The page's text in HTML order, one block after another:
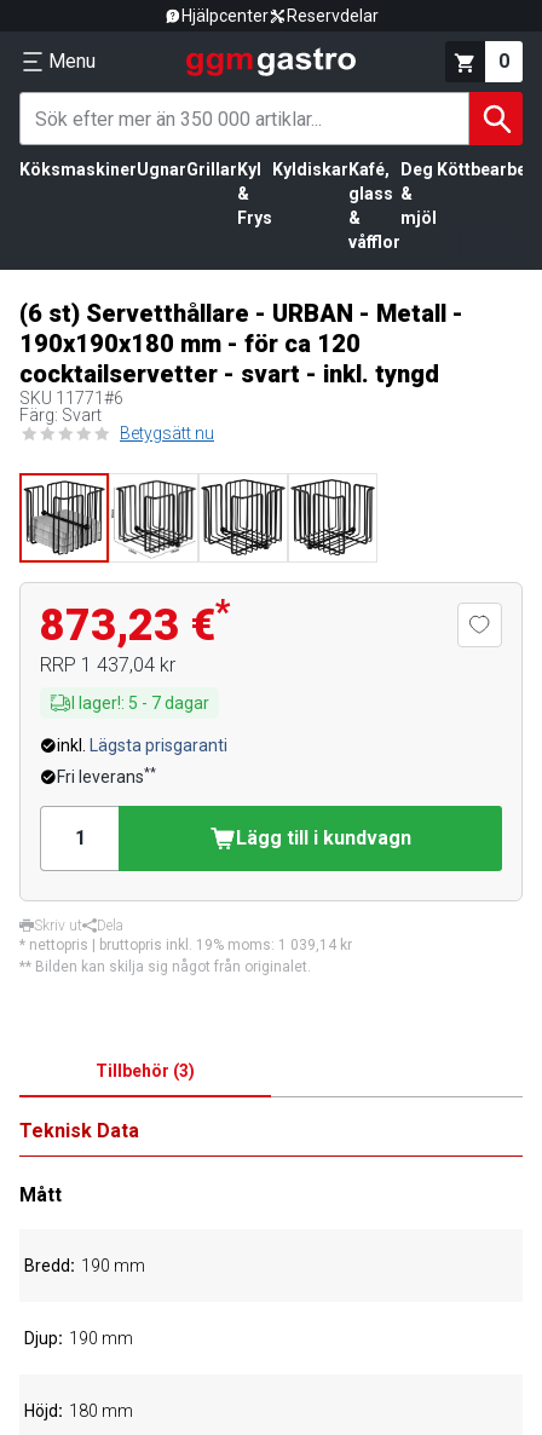
Hjälpcenter Reservdelar
Menu 0
KöksmaskinerUgnarGrillar Kyl
&
Frys
Kyldiskar Kafé,
glass
&
våfflor
Deg
&
mjöl
(6 st) Servetthållare - URBAN - Metall -
190x190x180 mm - för ca 120
cocktailservetter - svart - inkl. tyngd
SKU 11771#6
Färg: Svart
Betygsätt nu
873,23 €*
RRP 1 437,04 kr
I lager!: 5 - 7dagar
inkl.
Lägsta prisgaranti
Fri leverans**
Lägg till i kundvagn
Skriv ut
Dela
* nettopris | bruttopris inkl. 19% moms: 1 039,14 kr
** Bilden kan skilja sig något från originalet.
Tillbehör (3)
Teknisk Data
Mått
Bredd 190 mm
Djup 190 mm
Höjd 180 mm